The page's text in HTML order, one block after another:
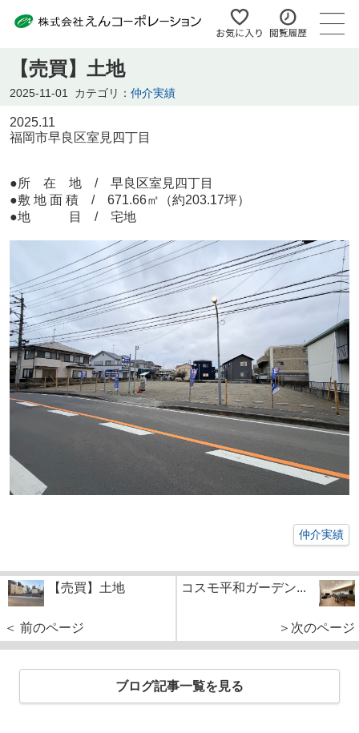
【売買】土地
2025-11-01 カテゴリ： 仲介実績
2025.11
福岡市早良区室見四丁目
●所 在 地 / 早良区室見四丁目
●敷 地 面 積 / 671.66㎡（約203.17坪）
●地 目 / 宅地
仲介実績
【売買】土地
＜ 前のページ
コスモ平和ガーデン...
＞次のページ
ブログ記事一覧を見る